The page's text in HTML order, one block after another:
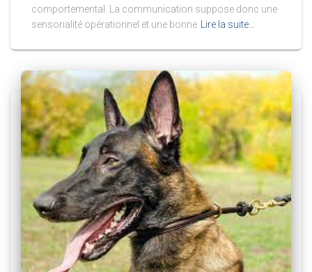
comportemental. La communication suppose donc une
sensorialité opérationnel et une bonne
Lire la suite…